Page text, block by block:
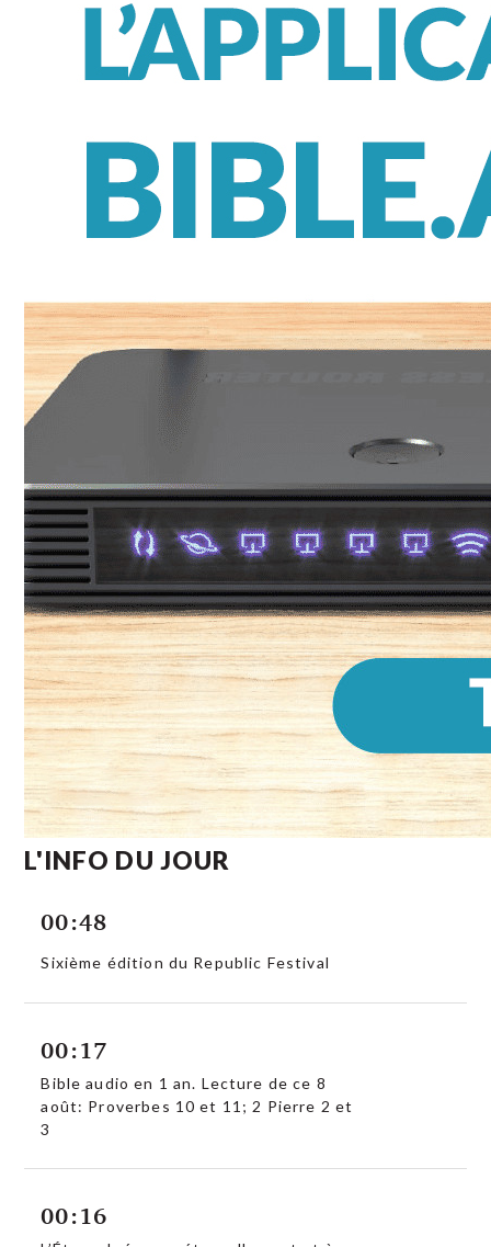
L'INFO DU JOUR
00:48
Sixième édition du Republic Festival
00:17
Bible audio en 1 an. Lecture de ce 8
août: Proverbes 10 et 11; 2 Pierre 2 et
3
00:16